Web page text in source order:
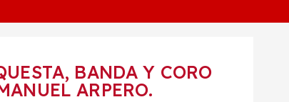
BANDA Y CORO
ARPERO.